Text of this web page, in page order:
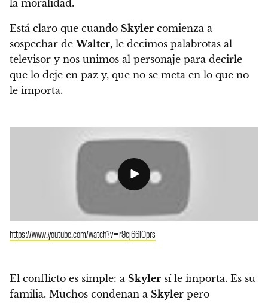
la moralidad.
Está claro que cuando Skyler comienza a
sospechar deWalter, le decimos palabrotas al
televisor y nos unimos al personaje para decirle
que lo deje en paz y, que no se meta en lo que no
le importa.
https://www.youtube.com/watch?v=r9cj66lOprs
El conflicto es simple: a Skyler sí le importa. Es su
familia. Muchos condenan a Skyler pero